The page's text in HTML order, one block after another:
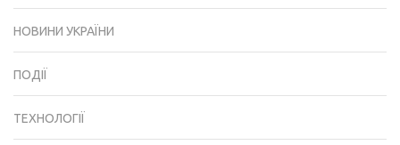
НОВИНИ УКРАЇНИ
ПОДІЇ
ТЕХНОЛОГІЇ